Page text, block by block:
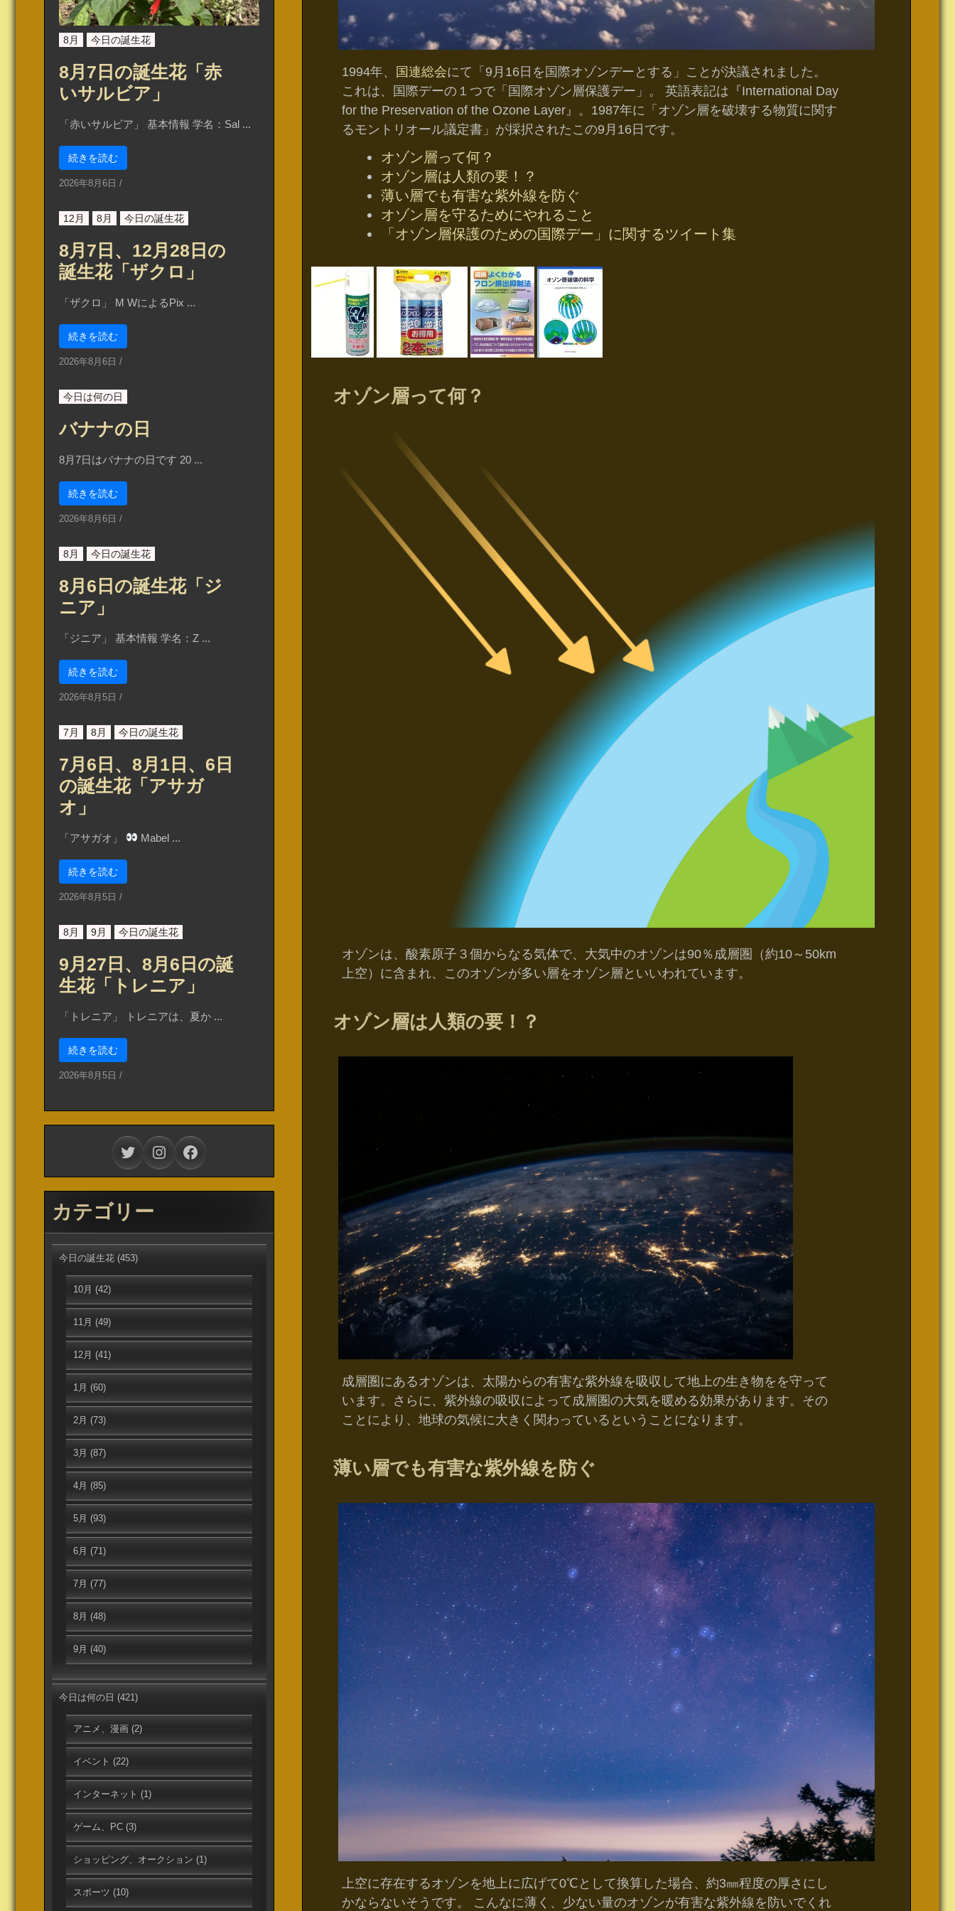
1994年、 国連総会にて「9月16日を国際オゾンデーとする」ことが決議されました。
これは、国際デーの１つで「国際オゾン層保護デー」。 英語表記は『International Day
for the Preservation of the Ozone Layer』。1987年に「オゾン層を破壊する物質に関す
るモントリオール議定書」が採択されたこの9月16日です。
オゾン層って何？
オゾン層は人類の要！？
薄い層でも有害な紫外線を防ぐ
オゾン層を守るためにやれること
「オゾン層保護のための国際デー」に関するツイート集
オゾン層って何？
オゾンは、酸素原子３個からなる気体で、大気中のオゾンは90％成層圏（約10～50km
上空）に含まれ、このオゾンが多い層をオゾン層といいわれています。
オゾン層は人類の要！？
成層圏にあるオゾンは、太陽からの有害な紫外線を吸収して地上の生き物をを守って
います。さらに、紫外線の吸収によって成層圏の大気を暖める効果があります。その
ことにより、地球の気候に大きく関わっているということになります。
薄い層でも有害な紫外線を防ぐ
上空に存在するオゾンを地上に広げて0℃として換算した場合、約3㎜程度の厚さにし
かならないそうです。 こんなに薄く、少ない量のオゾンが有害な紫外線を防いでくれ
8月 今日の誕生花
8月7日の誕生花「赤
いサルビア」
「赤いサルビア」 基本情報 学名：Sal ...
続きを読む
2026年8月6日 /
12月 8月 今日の誕生花
8月7日、12月28日の
誕生花「ザクロ」
「ザクロ」 M WによるPix ...
続きを読む
2026年8月6日 /
今日は何の日
バナナの日
8月7日はバナナの日です 20 ...
続きを読む
2026年8月6日 /
8月 今日の誕生花
8月6日の誕生花「ジ
ニア」
「ジニア」 基本情報 学名：Z ...
続きを読む
2026年8月5日 /
7月 8月 今日の誕生花
7月6日、8月1日、6日
の誕生花「アサガ
オ」
「アサガオ」 Mabel ...
続きを読む
2026年8月5日 /
8月 9月 今日の誕生花
9月27日、8月6日の誕
生花「トレニア」
「トレニア」 トレニアは、夏か ...
続きを読む
2026年8月5日 /
TwitterInstagramFacebook
カテゴリー
今日の誕生花 (453)
10月 (42)
11月 (49)
12月 (41)
1月 (60)
2月 (73)
3月 (87)
4月 (85)
5月 (93)
6月 (71)
7月 (77)
8月 (48)
9月 (40)
今日は何の日 (421)
アニメ、漫画 (2)
イベント (22)
インターネット (1)
ゲーム、PC (3)
ショッピング、オークション (1)
スポーツ (10)